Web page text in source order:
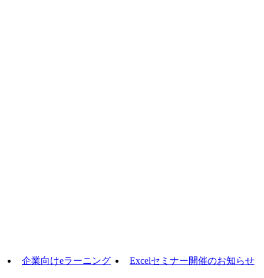
企業向けeラーニング Excelセミナー開催のお知らせ